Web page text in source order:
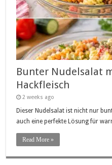
Bunter Nudelsalat
Hackfleisch
2 weeks ago
Dieser Nudelsalat ist nicht nur
auch eine perfekte Lösung für
Read More »